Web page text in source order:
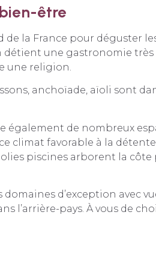
être
de la France pour déguster
une gastronomie très
une religion.
anchoïade, aïoli sont
également de nombreux
climat favorable à la
piscines arborent la
domaines d’exception avec
l’arrière-pays. À vous de